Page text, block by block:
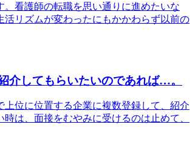
看護師の転職を思い通りに進めたいな
リズムが変わったにもかかわらず以前の
介してもらいたいのであれば…。
上位に位置する企業に複数登録して、紹介
は、面接をむやみに受けるのは止めて、